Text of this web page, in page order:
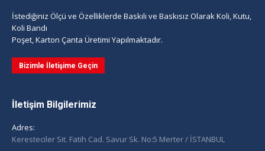
İstediğiniz Ölçü ve Özelliklerde Baskılı ve Baskısız Olarak Koli, Kutu,
Koli Bandı
Poşet, Karton Çanta Üretimi Yapılmaktadır.
Bizimle İletişime Geçin
İletişim Bilgilerimiz
Adres:
Keresteciler Sit. Fatih Cad. Savur Sk. No:5 Merter / İSTANBUL